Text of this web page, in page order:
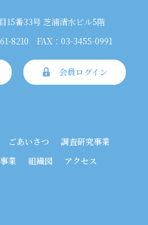
15番33号 芝浦清水ビル5階
8210 FAX：03-3455-0991
会員ログイン
ごあいさつ
調査研究事業
業 組織図
アクセス